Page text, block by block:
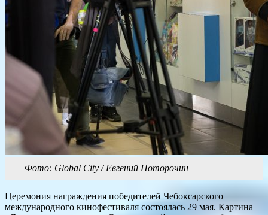
Фото: Global City / Евгений Поторочин
Церемония награждения победителей Чебоксарского
международного кинофестиваля состоялась 29 мая. Картина